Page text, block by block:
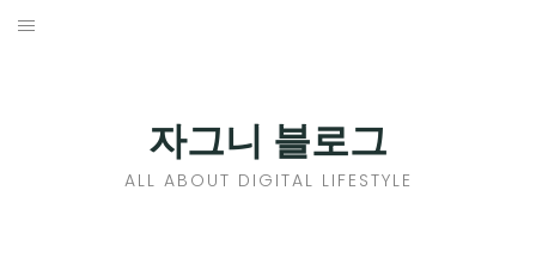
Skip
자그니 블로그
ALL ABOUT DIGITAL LIFESTYLE